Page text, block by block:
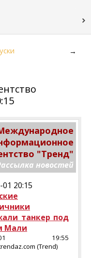
→
"Тренд"
новостей
20:15
танкер под
Мали
05-01 19:55
(Trend)